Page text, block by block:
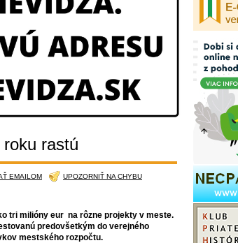
rastú
EMAILOM UPOZORNIŤ NA CHYBU
tri milióny eur na rôzne projekty v meste.
predovšetkým do verejného
mestského rozpočtu.